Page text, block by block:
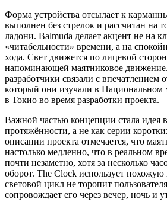
Форма устройства отсылает к
выполнен без стрелок и рассчитан на
ладони. Balmuda делает акцент не на
«читабельности» времени, а на
хода. Свет движется по лицевой
напоминающей маятниковое
разработчики связали с впечатлением
который они изучали в Национальном
в Токио во время разработки проекта.
Важной частью концепции стала идея
протяжённости, а не как серии
описании проекта отмечается, что
настолько медленно, что в реальном
почти незаметно, хотя за несколько
оборот. The Clock использует
световой цикл не торопит
сопровождает его через вечер, ночь и